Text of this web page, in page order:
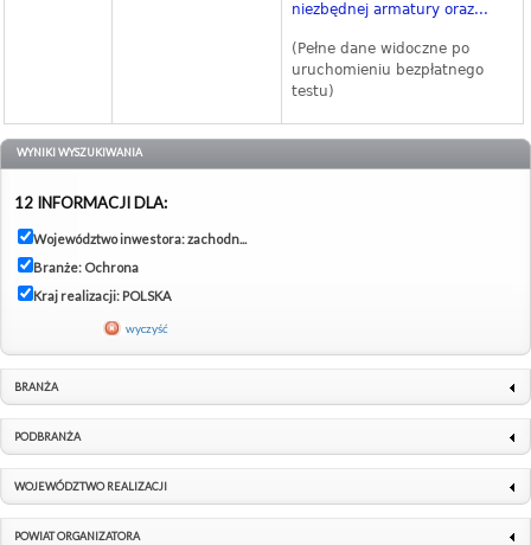
niezbędnej armatury oraz...
(Pełne dane widoczne po
uruchomieniu bezpłatnego
testu)
WYNIKI WYSZUKIWANIA
12 INFORMACJI DLA:
Województwo inwestora: zachodn...
Branże: Ochrona
Kraj realizacji: POLSKA
wyczyść
BRANŻA
PODBRANŻA
WOJEWÓDZTWO REALIZACJI
POWIAT ORGANIZATORA